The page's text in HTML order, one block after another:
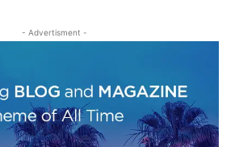
- Advertisment -